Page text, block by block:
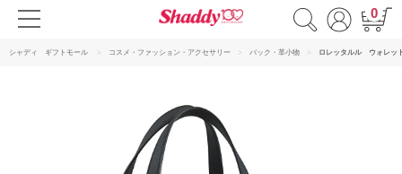
0
シャディ ギフトモール コスメ・ファッション・アクセサリー バック・革小物 ロレッタルル ウォレッ